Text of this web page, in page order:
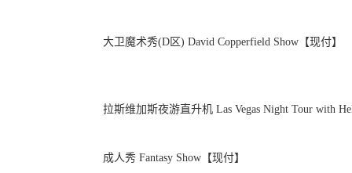
大卫魔术秀(D区) David Copperfield Show【现付】
拉斯维加斯夜游直升机 Las Vegas Night Tour with
成人秀 Fantasy Show【现付】